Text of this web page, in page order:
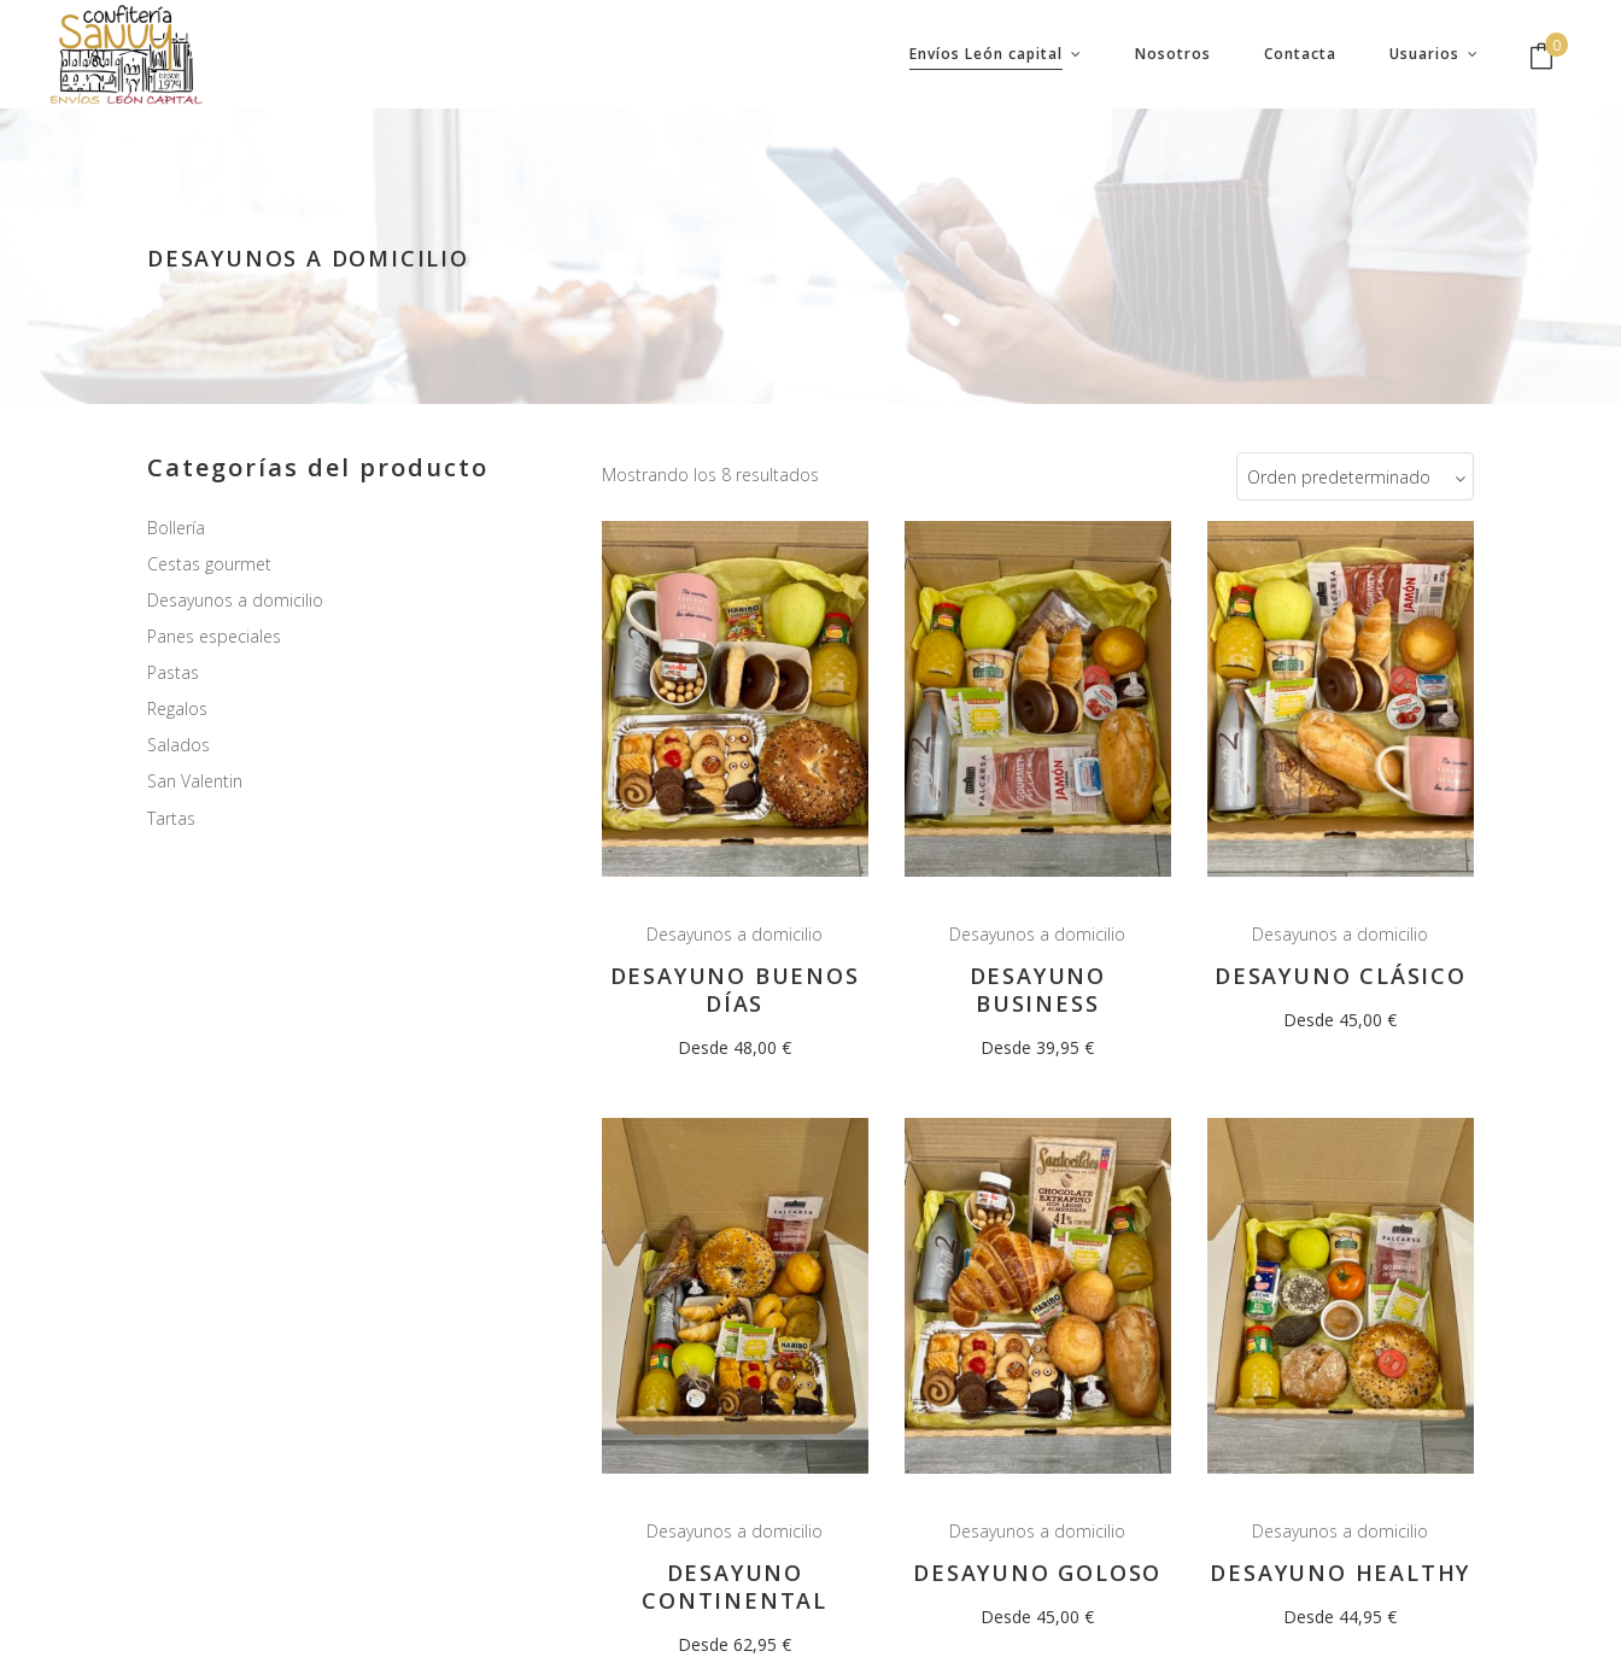
Envíos León capital Nosotros Contacta Usuarios 0
Cesta vacía
DESAYUNOS A DOMICILIO
Mostrando los 8 resultados Orden predeterminado
Desayunos a domicilio
DESAYUNO BUENOS
DÍAS
Desde 48,00 €
Desayunos a domicilio
DESAYUNO
BUSINESS
Desde 39,95 €
Desayunos a domicilio
DESAYUNO CLÁSICO
Desde 45,00 €
Desayunos a domicilio
DESAYUNO
CONTINENTAL
Desde 62,95 €
Desayunos a domicilio
DESAYUNO GOLOSO
Desde 45,00 €
Desayunos a domicilio
DESAYUNO HEALTHY
Desde 44,95 €
Categorías del producto
Bollería
Cestas gourmet
Desayunos a domicilio
Panes especiales
Pastas
Regalos
Salados
San Valentin
Tartas